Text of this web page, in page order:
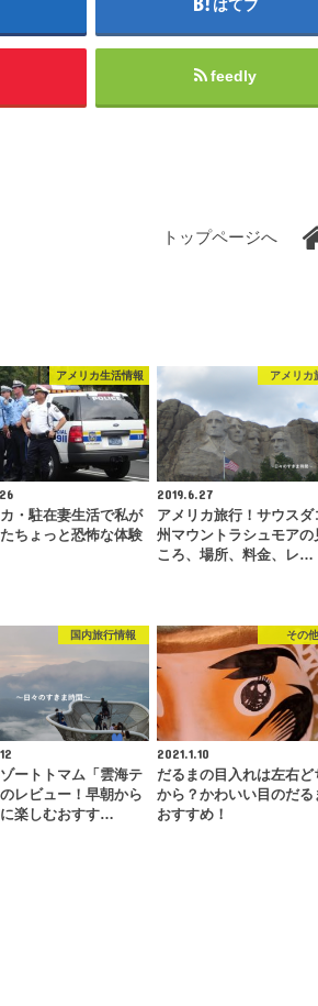
はてブ
feedly
トップページへ
アメリカ生活情報
・駐在妻生活で私が
ちょっと恐怖な体験
アメリカ
2019.6.27
アメリカ旅行！サウスダ
州マウントラシュモアの
ころ、場所、料金、レ…
国内旅行情報
ートトマム「雲海テ
レビュー！早朝から
楽しむおすす…
その
2021.1.10
だるまの目入れは左右ど
から？かわいい目のだる
おすすめ！